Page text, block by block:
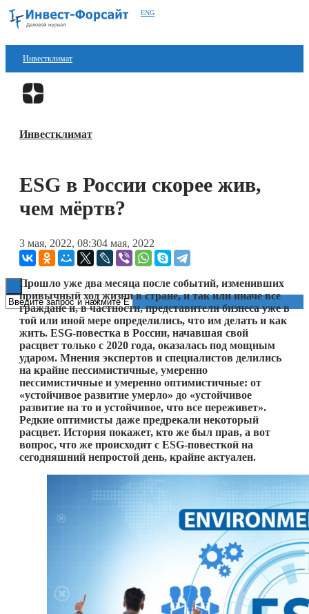
ENG
Инвестклимат
Финансы
Блокчейн
Книги
Инвестклимат
ESG в России скорее жив,
чем мёртв?
3 мая, 2022, 08:304 мая, 2022
Прошло уже два месяца после событий, изменивших
привычный ход жизни в стране, и так или иначе все
граждане и, в частности, представители бизнеса уже в
той или иной мере определились, что им делать и как
жить. ESG-повестка в России, начавшая свой
расцвет только с 2020 года, оказалась под мощным
ударом. Мнения экспертов и специалистов делились
на крайне пессимистичные, умеренно
пессимистичные и умеренно оптимистичные: от
«устойчивое развитие умерло» до «устойчивое
развитие на то и устойчивое, что все переживет».
Редкие оптимисты даже предрекали некоторый
расцвет. История покажет, кто же был прав, а вот
вопрос, что же происходит с ESG-повесткой на
сегодняшний непростой день, крайне актуален.